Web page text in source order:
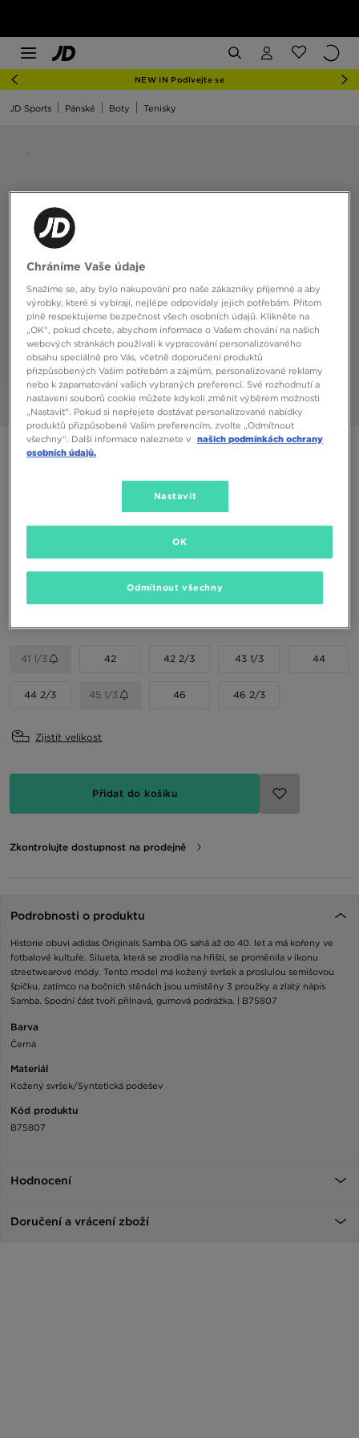
NEW IN Podívejte se
JD Sports Pánské Boty Tenisky
Obrázky 360°
ADIDAS SAMBA OG
41 1/3 42 42 2/3 43 1/3 44
44 2/3 45 1/3 46 46 2/3
Zjistit velikost
Přidat do košíku
Zkontrolujte dostupnost na prodejně
Podrobnosti o produktu
Historie obuvi adidas Originals Samba OG sahá až do 40. let a má kořeny ve
fotbalové kultuře. Silueta, která se zrodila na hřišti, se proměnila v ikonu
streetwearové módy. Tento model má kožený svršek a proslulou semišovou
špičku, zatímco na bočních stěnách jsou umístěny 3 proužky a zlatý nápis
Samba. Spodní část tvoří přilnavá, gumová podrážka. | B75807
Barva
Černá
Materiál
Kožený svršek/Syntetická podešev
Kód produktu
B75807
Hodnocení
Doručení a vrácení zboží
Chráníme Vaše údaje
Snažíme se, aby bylo nakupování pro naše zákazníky příjemné a aby
výrobky, které si vybírají, nejlépe odpovídaly jejich potřebám. Přitom
plně respektujeme bezpečnost všech osobních údajů. Klikněte na
„OK“, pokud chcete, abychom informace o Vašem chování na našich
webových stránkách používali k vypracování personalizovaného
obsahu speciálně pro Vás, včetně doporučení produktů
přizpůsobených Vašim potřebám a zájmům, personalizované reklamy
nebo k zapamatování vašich vybraných preferencí. Své rozhodnutí a
nastavení souborů cookie můžete kdykoli změnit výběrem možnosti
„Nastavit“. Pokud si nepřejete dostávat personalizované nabídky
produktů přizpůsobené Vašim preferencím, zvolte „Odmítnout
všechny“. Další informace naleznete v našich podmínkách ochrany
osobních údajů.
Nastavit
Odmítnout všechny
OK